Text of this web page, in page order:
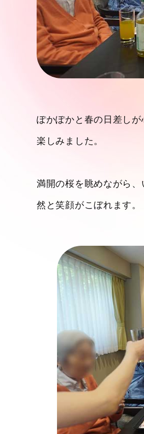
ぽかぽかと春の日差し
楽しみました。
満開の桜を眺めながら
然と笑顔がこぼれます。